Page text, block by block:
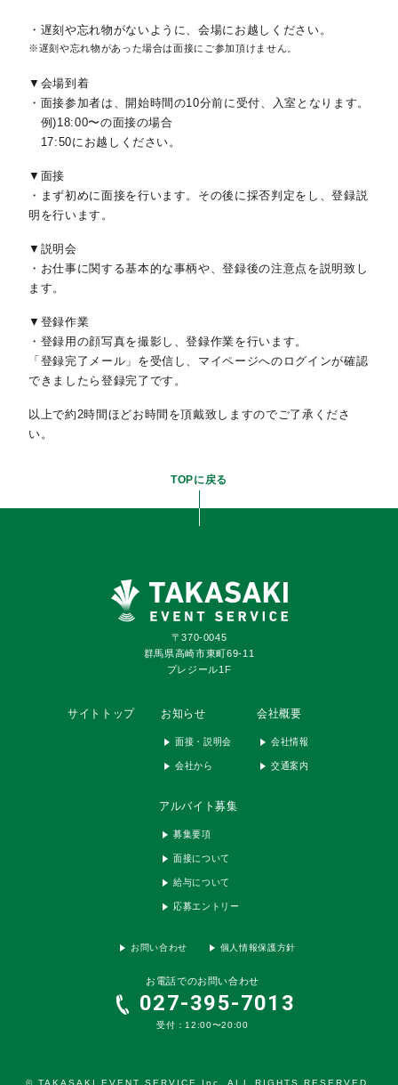
・遅刻や忘れ物がないように、会場にお越しください。
※遅刻や忘れ物があった場合は面接にご参加頂けません。
▼会場到着
・面接参加者は、開始時間の10分前に受付、入室となります。
例)18:00〜の面接の場合
17:50にお越しください。
▼面接
・まず初めに面接を行います。その後に採否判定をし、登録説
明を行います。
▼説明会
・お仕事に関する基本的な事柄や、登録後の注意点を説明致し
ます。
▼登録作業
・登録用の顔写真を撮影し、登録作業を行います。
「登録完了メール」を受信し、マイページへのログインが確認
できましたら登録完了です。
以上で約2時間ほどお時間を頂戴致しますのでご了承くださ
い。
TOPに戻る
〒370-0045
群馬県高崎市東町69-11
プレジール1F
サイトトップ お知らせ
面接・説明会
会社から
会社概要
会社情報
交通案内
アルバイト募集
募集要項
面接について
給与について
応募エントリー
お問い合わせ 個人情報保護方針
お電話でのお問い合わせ
027-395-7013
受付：12:00〜20:00
© TAKASAKI EVENT SERVICE Inc. ALL RIGHTS RESERVED.